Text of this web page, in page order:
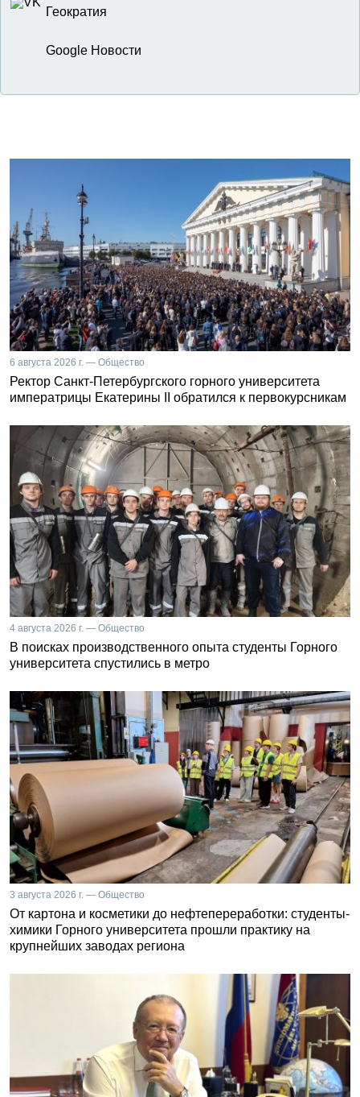
Геократия
Google Новости
6 августа 2026 г. — Общество
Ректор Санкт-Петербургского горного университета
императрицы Екатерины II обратился к первокурсникам
4 августа 2026 г. — Общество
В поисках производственного опыта студенты Горного
университета спустились в метро
3 августа 2026 г. — Общество
От картона и косметики до нефтепереработки: студенты-
химики Горного университета прошли практику на
крупнейших заводах региона